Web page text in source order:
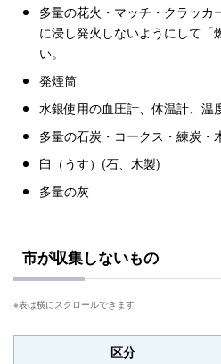
多量の花火・マッチ・クラッ
に浸し発火しないようにして「
い。
発煙筒
水銀使用の血圧計、体温計、温
多量の石炭・コークス・練炭・
臼（うす）(石、木製)
多量の灰
市が収集しないもの
区分